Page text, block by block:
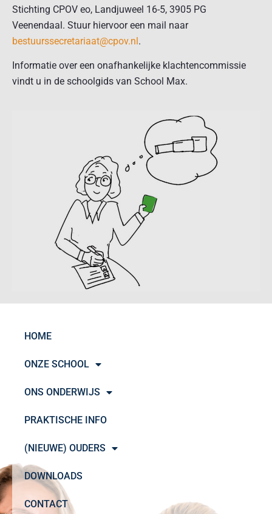
Stichting CPOV eo, Landjuweel 16-5, 3905 PG
Veenendaal. Stuur hiervoor een mail naar
bestuurssecretariaat@cpov.nl.
Informatie over een onafhankelijke klachtencommissie
vindt u in de schoolgids van School Max.
HOME
ONZE SCHOOL
ONS ONDERWIJS
PRAKTISCHE INFO
(NIEUWE) OUDERS
DOWNLOADS
CONTACT